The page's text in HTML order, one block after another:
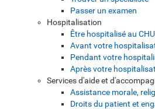
Passer un examen
Hospitalisation
Être hospitalisé au
Avant votre
Pendant votre
Après votre
Services d'aide et
Assistance morale,
Droits du patient et